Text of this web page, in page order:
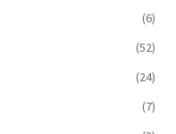
(6)
(52)
(24)
(7)